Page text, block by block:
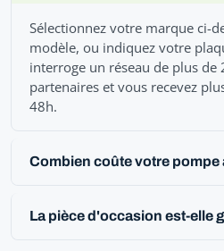
Sélectionnez votre marque ci-
modèle, ou indiquez votre
interroge un réseau de plus de
partenaires et vous recevez
48h.
Combien coûte votre pompe
La pièce d'occasion est-elle